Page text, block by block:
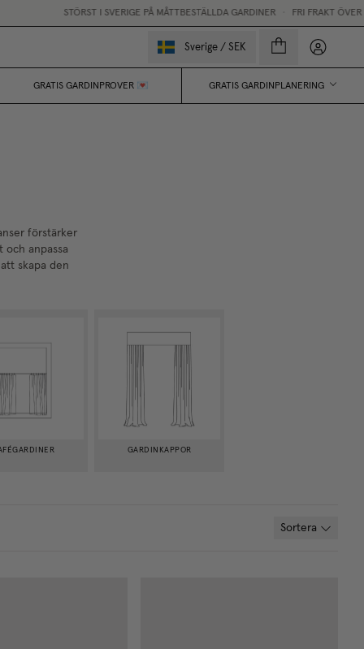
STÖRST I SVERIGE PÅ MÅTTBESTÄLLDA GARDINER • FRI FRAKT ÖVER
Sverige / SEK Mina
GRATIS GARDINPROVER 💌 GRATIS GARDINPLANERING
förstärker
och anpassa
skapa den
GARDINKAPPOR
Sortera